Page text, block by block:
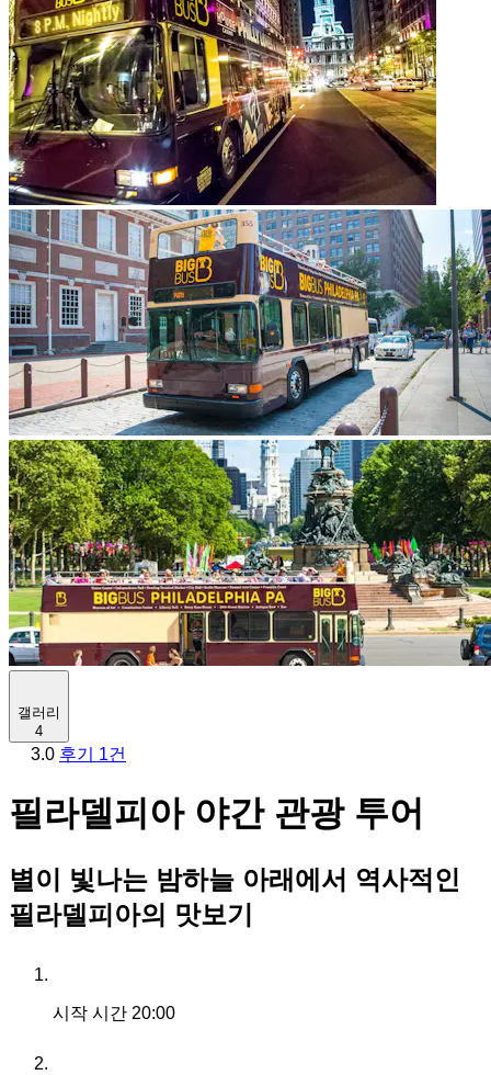
갤러리
4
3.0 후기 1건
필라델피아 야간 관광 투어
별이 빛나는 밤하늘 아래에서 역사적인
필라델피아의 맛보기
시작 시간 20:00